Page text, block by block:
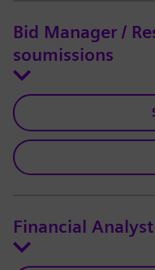
Bid Manager /
soumissions
Financial Analyst